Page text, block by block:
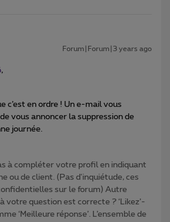
Forum|Forum|3 years ago
,
c’est en ordre ! Un e-mail vous
vous annoncer la suppression de
journée.
à compléter votre profil en indiquant
ou de client. (Pas d'inquiétude, ces
sur le forum) Autre
votre question est correcte ? ‘Likez’-
‘Meilleure réponse’. L’ensemble de